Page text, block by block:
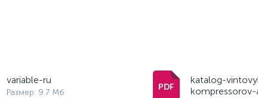
variable-ru
Размер: 9.7 Мб
katalog-
kompressorov-